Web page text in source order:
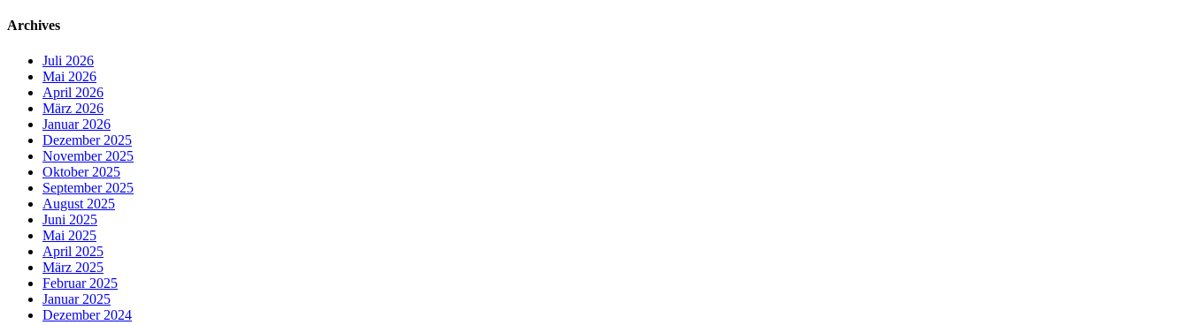
Archives
Juli 2026
Mai 2026
April 2026
März 2026
Januar 2026
Dezember 2025
November 2025
Oktober 2025
September 2025
August 2025
Juni 2025
Mai 2025
April 2025
März 2025
Februar 2025
Januar 2025
Dezember 2024